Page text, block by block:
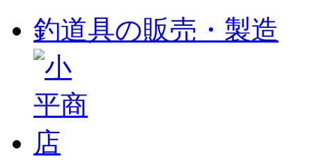
釣道具の販売・製造